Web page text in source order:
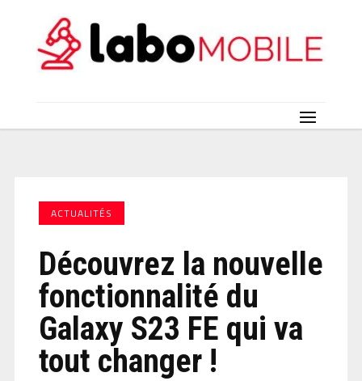
ACTUALITÉS
Découvrez la nouvelle
fonctionnalité du
Galaxy S23 FE qui va
tout changer !